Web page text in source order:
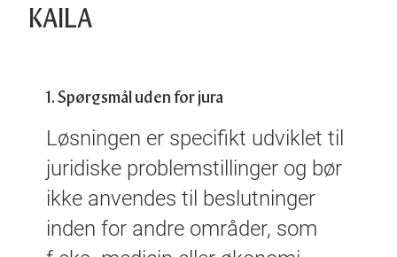
KAILA
1. Spørgsmål uden for jura
Løsningen er specifikt udviklet til
juridiske problemstillinger og bør
ikke anvendes til beslutninger
inden for andre områder, som